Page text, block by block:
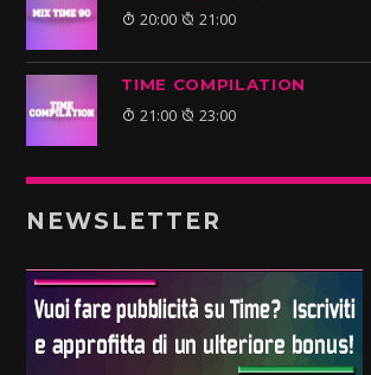
20:00 21:00
TIME COMPILATION
21:00 23:00
NEWSLETTER